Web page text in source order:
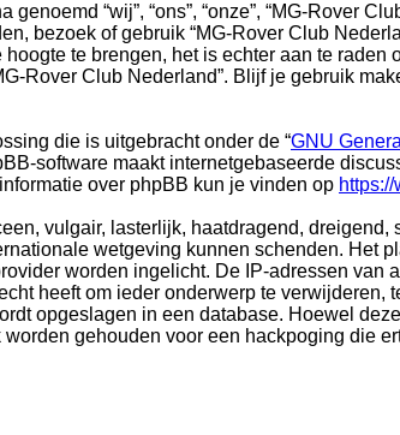
“wij”, “ons”, “onze”, “MG-Rover
bezoek of gebruik “MG-Rover Club
te brengen, het is echter aan te
Rover Club Nederland”. Blijf je gebruik
die is uitgebracht onder de “GNU
software maakt internetgebaseerde
over phpBB kun je vinden op
vulgair, lasterlijk, haatdragend,
wetgeving kunnen schenden.
worden ingelicht. De IP-adressen
heeft om ieder onderwerp te
opgeslagen in een database. Hoewel
gehouden voor een hackpoging die